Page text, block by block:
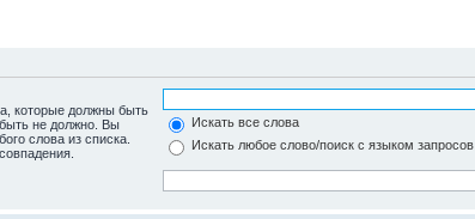
которые должны быть
быть не должно. Вы
слова из списка.
Искать все слова
Искать любое слово/поиск с языком запросов